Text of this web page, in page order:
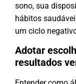
sono, sua
hábitos
um ciclo
Adotar
resultados